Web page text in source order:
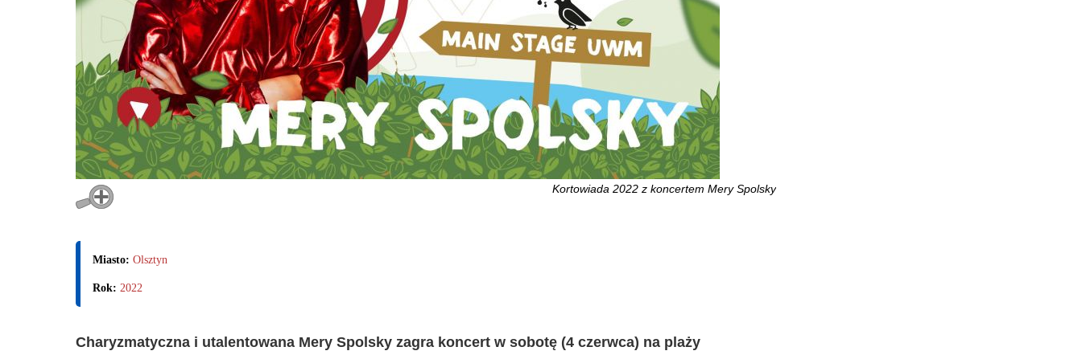
Kortowiada 2022 z koncertem Mery Spolsky
Miasto: Olsztyn
Rok: 2022
Charyzmatyczna i utalentowana Mery Spolsky zagra koncert w sobotę (4 czerwca) na plaży